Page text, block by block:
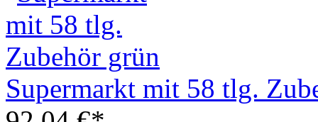
Supermarkt mit 58 tlg.